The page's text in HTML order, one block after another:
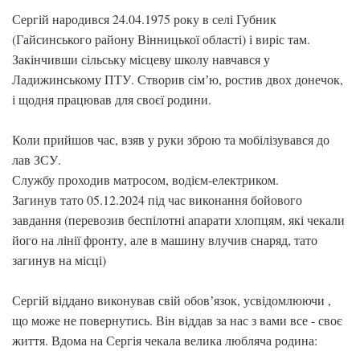
Сергій народився 24.04.1975 року в селі Губник
(Гайсинського району Вінницької області) і виріс там.
Закінчивши сільську місцеву школу навчався у
Ладижинському ПТУ. Створив сімʼю, ростив двох донечок,
і щодня працював для своєї родини.
Коли прийшов час, взяв у руки зброю та мобілізувався до
лав ЗСУ.
Службу проходив матросом, водієм-електриком.
Загинув тато 05.12.2024 під час виконання бойового
завдання (перевозив беспілотні апарати хлопцям, які чекали
його на лінії фронту, але в машину влучив снаряд, тато
загинув на місці)
Сергій віддано виконував свій обовʼязок, усвідомлюючи ,
що може не повернутись. Він віддав за нас з вами все - своє
життя. Вдома на Сергія чекала велика любляча родина: